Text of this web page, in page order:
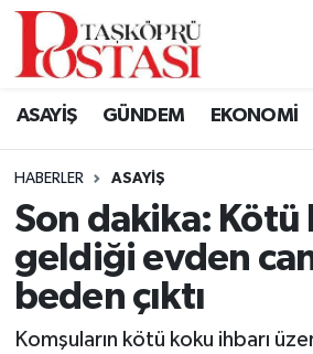
ASAYİŞ GÜNDEM EKONOMİ
HABERLER ASAYIŞ
Son dakika: Kötü
geldiği evden
beden çıktı
Komşuların kötü koku ihbarı
Kastamonu Vefat Edenler
Araç Haberleri
Azdavay Haberleri